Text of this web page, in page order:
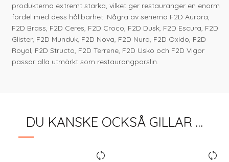
produkterna extremt starka, vilket ger restauranger en enorm
fördel med dess hållbarhet. Några av serierna F2D Aurora,
F2D Brass, F2D Ceres, F2D Croco, F2D Dusk, F2D Escura, F2D
Glister, F2D Munduk, F2D Nova, F2D Nura, F2D Oxido, F2D
Royal, F2D Structo, F2D Terrene, F2D Usko och F2D Vigor
passar alla utmärkt som restaurangporslin.
DU KANSKE OCKSÅ GILLAR …